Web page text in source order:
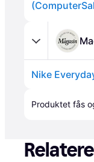
Produktet fås